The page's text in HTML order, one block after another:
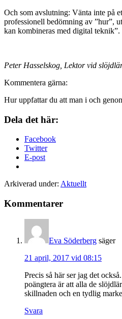
Och som avslutning: Vänta inte på
professionell bedömning av ”hur”,
kan kombineras med digital teknik”.
Peter Hasselskog, Lektor vid
Kommentera gärna:
Hur uppfattar du att man i och
Dela det här:
Facebook
Twitter
E-post
Arkiverad under: Aktuellt
Kommentarer
Eva Söderberg säger
21 april, 2017 vid 08:15
Precis så här ser jag det
poängtera är att alla de
skillnaden och en tydlig
Svara